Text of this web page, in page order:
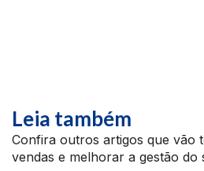
Leia também
Confira outros artigos que vão
vendas e melhorar a gestão do